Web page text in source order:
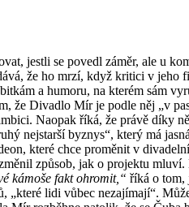
jestli se povedl záměr, ale u
že ho mrzí, když kritici v jeho
a humoru, na kterém sám
že Divadlo Mír je podle něj „v
Naopak říká, že právě díky
nejstarší byznys“, který má
které chce proměnit v
způsob, jak o projektu
kámoše fakt ohromit,“ říká o tom,
lidi vůbec nezajímají“.